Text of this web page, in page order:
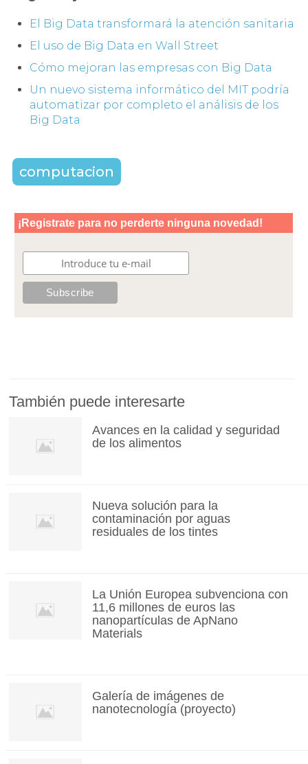
El Big Data transformará la atención sanitaria
El uso de Big Data en Wall Street
Cómo mejoran las empresas con Big Data
Un nuevo sistema informático del MIT podría
automatizar por completo el análisis de los
Big Data
computacion
También puede interesarte
Avances en la calidad y seguridad
de los alimentos
Nueva solución para la
contaminación por aguas
residuales de los tintes
La Unión Europea subvenciona con
11,6 millones de euros las
nanopartículas de ApNano
Materials
Galería de imágenes de
nanotecnología (proyecto)